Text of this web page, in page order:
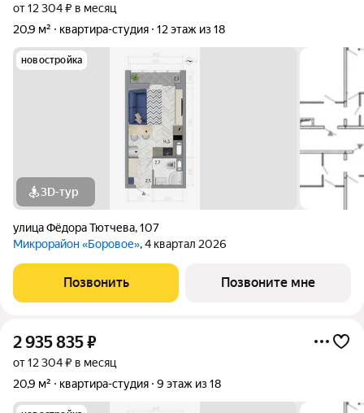
от 12 304 ₽ в месяц
20,9 м²
квартира-студия 12 этаж из 18
новостройка
3D-тур
улица Фёдора Тютчева,107
Микрорайон «Боровое», 4 квартал 2026
Позвонить Позвоните мне
2 935 835₽
от 12 304 ₽ в месяц
20,9 м²
квартира-студия 9 этаж из 18